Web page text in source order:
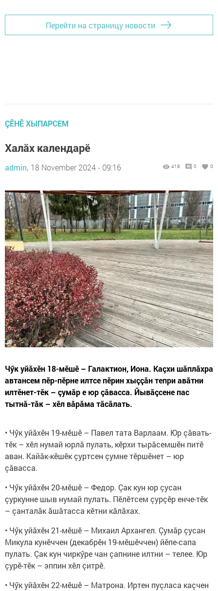
Перейти на страницу новости
ÇӖНӖ ХЫПАРСЕМ
Халăх календарӗ
admin, 18 November 2024 - 09:16 418 0 0
Чӳк уйăхӗн 18-мӗшӗ – Галактион, Иона. Каçхи шăплăхра
автансем пӗр-пӗрне илтсе пӗрин хыççăн тепри авăтни
илтӗнет-тӗк – çумăр е юр çăвасса. Йывăçсене пас
тытнă-тăк – хӗл вăрăма тăсăлать.
• Чӳк уйăхӗн 19-мӗшӗ – Павел тата Варлаам. Юр çăвать-
тӗк – хӗл нумай юрлă пулать, кӗрхи тырăсемшӗн питӗ
аван. Кайăк-кӗшӗк çуртсен çумне тӗршӗнет – юр
çăвасса.
• Чӳк уйăхӗн 20-мӗшӗ – Федор. Çак кун юр çусан
çуркунне шыв нумай пулать. Пӗлӗтсем çурçӗр енче-тӗк
– çанталăк ăшăтасса кӗтни кăлăхах.
• Чӳк уйăхӗн 21-мӗшӗ – Михаил Архангел. Çумăр çусан
Микула кунӗччен (декабрӗн 19-мӗшӗччен) йӗпе-сапа
пулать. Çак кун чиркӳре чан çапнине илтни – телее. Юр
çурӗ-тӗк – эппин хӗл çитрӗ.
• Чӳк уйăхӗн 22-мӗшӗ – Матрона. Иртен пуçласа каçчен